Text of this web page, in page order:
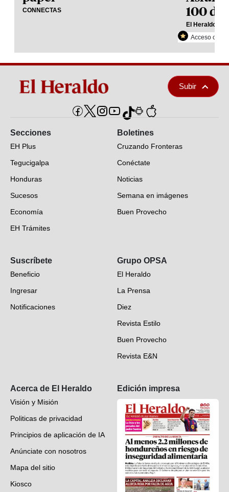
CONNECTAS
100
El Heraldo
Acceso con
Subir
Secciones
EH Plus
Tegucigalpa
Honduras
Sucesos
Economía
EH Trámites
EH Verifica
Fotogalerías
Deportes
Videos
Boletines
Cruzando Fronteras
Conéctate
Noticias
Semana en imágenes
Buen Provecho
Suscríbete
Beneficio
Ingresar
Notificaciones
Grupo OPSA
El Heraldo
La Prensa
Diez
Revista Estilo
Buen Provecho
Revista E&N
Acerca de El Heraldo
Visión y Misión
Politicas de privacidad
Principios de aplicación de IA
Anúnciate con nosotros
Mapa del sitio
Kiosco
Edición impresa